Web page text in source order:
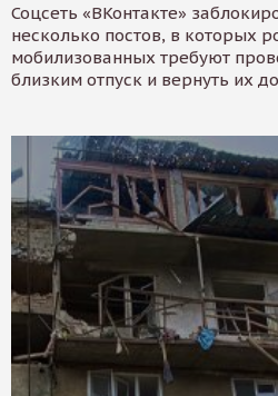
Соцсеть «ВКонтакте»
несколько постов, в которых
мобилизованных требуют
близким отпуск и вернуть их